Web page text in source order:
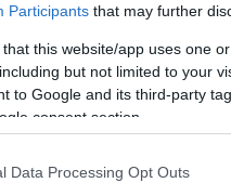
Participants that may further
that this website/app uses one
but not limited to your
to Google and its third-party
consent section.
Data Processing Opt Outs
μόνο η αρχή. Στον
άλλες θεματικές
την εξωτερική
Με αυτή την
ότι καθένας εξ
του ΠΑΣΟΚ, ήτοι να